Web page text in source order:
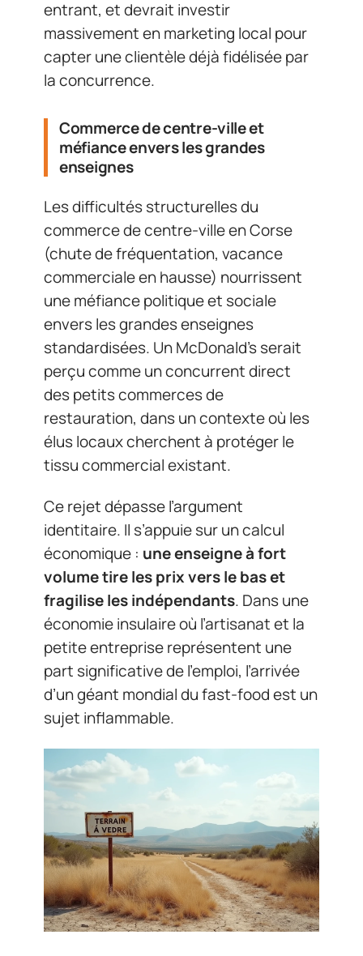
entrant, et devrait investir
massivement en marketing local pour
capter une clientèle déjà fidélisée par
la concurrence.
Commerce de centre-ville et
méfiance envers les grandes
enseignes
Les difficultés structurelles du
commerce de centre-ville en Corse
(chute de fréquentation, vacance
commerciale en hausse) nourrissent
une méfiance politique et sociale
envers les grandes enseignes
standardisées. Un McDonald’s serait
perçu comme un concurrent direct
des petits commerces de
restauration, dans un contexte où les
élus locaux cherchent à protéger le
tissu commercial existant.
Ce rejet dépasse l’argument
identitaire. Il s’appuie sur un calcul
économique : une enseigne à fort
volume tire les prix vers le bas et
fragilise les indépendants. Dans une
économie insulaire où l’artisanat et la
petite entreprise représentent une
part significative de l’emploi, l’arrivée
d’un géant mondial du fast-food est un
sujet inflammable.